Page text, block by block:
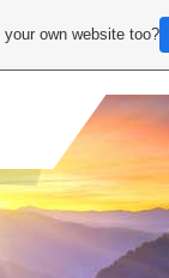
own website too?